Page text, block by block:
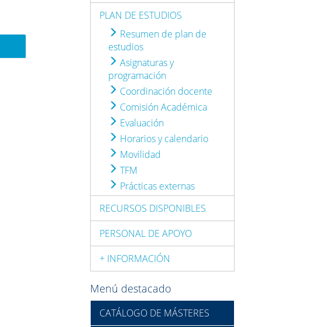
PLAN DE ESTUDIOS
Resumen de plan de
estudios
Asignaturas y
programación
Coordinación docente
Comisión Académica
Evaluación
Horarios y calendario
Movilidad
TFM
Prácticas externas
RECURSOS DISPONIBLES
PERSONAL DE APOYO
+ INFORMACIÓN
Menú destacado
CATÁLOGO DE MÁSTERES